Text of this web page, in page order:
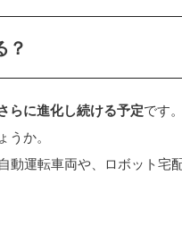
？
らに進化し続ける予定です
か。
動運転車両や、ロボット宅